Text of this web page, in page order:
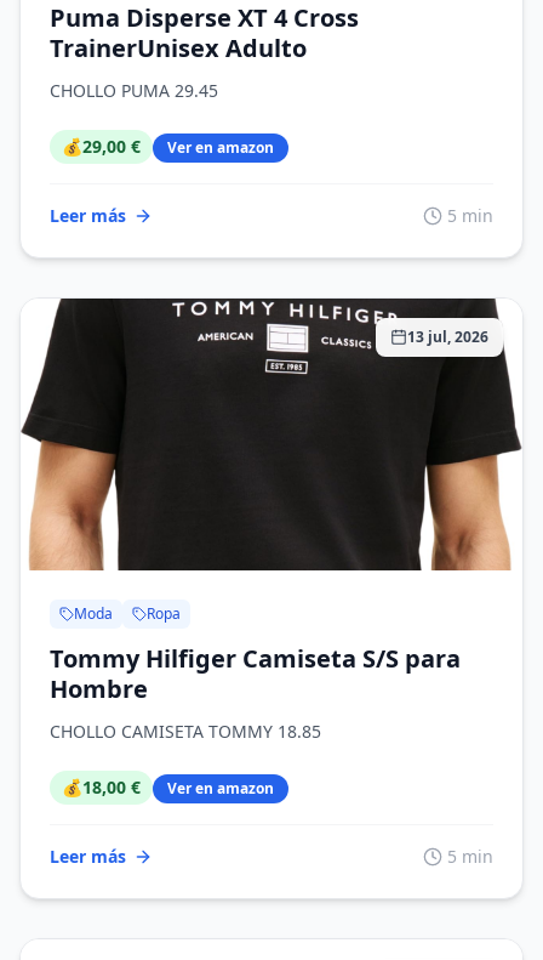
Puma Disperse XT 4 Cross
TrainerUnisex Adulto
CHOLLO PUMA 29.45
💰29,00 € Ver en amazon
Leer más 5 min
13 jul, 2026
Moda Ropa
Tommy Hilfiger Camiseta S/S para
Hombre
CHOLLO CAMISETA TOMMY 18.85
💰18,00 € Ver en amazon
Leer más 5 min